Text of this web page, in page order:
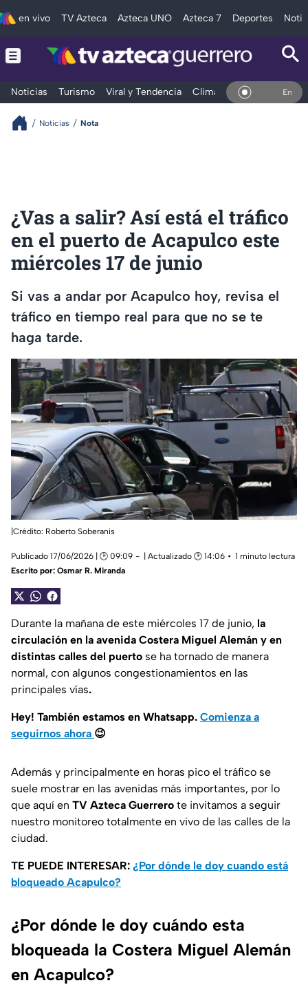
en vivo TV Azteca Azteca UNO Azteca 7 Deportes
Noticias Turismo Viral y Tendencia Clima Deportes En Vivo
Noticias Nota
¿Vas a salir? Así está el tráfico
en el puerto de Acapulco este
miércoles 17 de junio
Si vas a andar por Acapulco hoy, revisa el
tráfico en tiempo real para que no se te
haga tarde.
|Crédito: Roberto Soberanis
Publicado 17/06/2026 | 🕑 09:09 | Actualizado 🕑 14:06
1 minuto lectura
Escrito por: Osmar R. Miranda
Durante la mañana de este miércoles 17 de junio, la
circulación en la avenida Costera Miguel Alemán y en
distintas calles del puerto se ha tornado de manera
normal, con algunos congestionamientos en las
principales vías.
Hey! También estamos en Whatsapp. Comienza a
seguirnos ahora 😉
Además y principalmente en horas pico el tráfico se
suele mostrar en las avenidas más importantes, por lo
que aquí en TV Azteca Guerrero te invitamos a seguir
nuestro monitoreo totalmente en vivo de las calles de la
ciudad.
TE PUEDE INTERESAR: ¿Por dónde le doy cuando está
bloqueado Acapulco?
¿Por dónde le doy cuándo esta
bloqueada la Costera Miguel Alemán
en Acapulco?